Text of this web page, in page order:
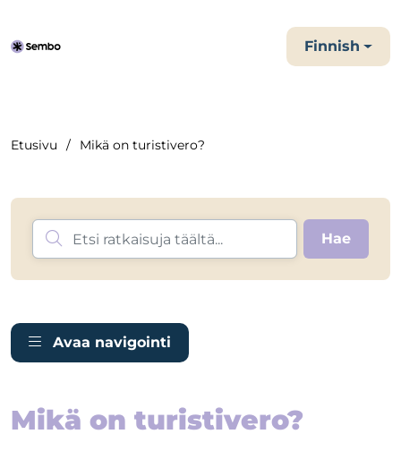
Finnish
Etusivu Mikä on turistivero?
Avaa navigointi
Mikä on turistivero?